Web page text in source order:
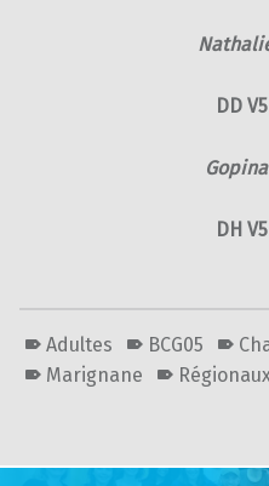
DD
DH
Adultes BCG05
Marignane
Post navigation